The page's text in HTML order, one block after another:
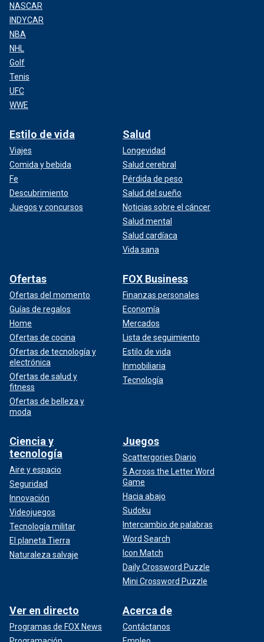
NASCAR
INDYCAR
NBA
NHL
Golf
Tenis
UFC
WWE
Estilo de vida
Viajes
Comida y bebida
Fe
Descubrimiento
Juegos y concursos
Salud
Longevidad
Salud cerebral
Pérdida de peso
Salud del sueño
Noticias sobre el cáncer
Salud mental
Salud cardíaca
Vida sana
Ofertas
Ofertas del momento
Guías de regalos
Home
Ofertas de cocina
Ofertas de tecnología y
electrónica
Ofertas de salud y
fitness
Ofertas de belleza y
moda
FOX Business
Finanzas personales
Economía
Mercados
Lista de seguimiento
Estilo de vida
Inmobiliaria
Tecnología
Ciencia y
tecnología
Aire y espacio
Seguridad
Innovación
Videojuegos
Tecnología militar
El planeta Tierra
Naturaleza salvaje
Juegos
Scattergories Diario
5 Across the Letter Word
Game
Hacia abajo
Sudoku
Intercambio de palabras
Word Search
Icon Match
Daily Crossword Puzzle
Mini Crossword Puzzle
Ver en directo
Programas de FOX News
Acerca de
Contáctanos